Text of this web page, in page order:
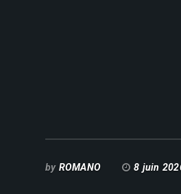
byROMANO 8 juin